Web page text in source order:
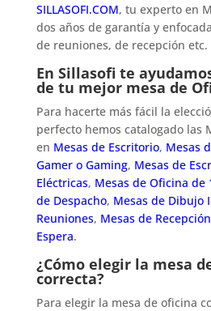
SILLASOFI.COM, tu experto en
dos años de garantía y
de reuniones, de recepción etc.
En Sillasofi te
de tu mejor mesa de
Para hacerte más fácil la
perfecto hemos catalogado las
en Mesas de Escritorio, Mesas
Gamer o Gaming, Mesas de
Eléctricas, Mesas de Oficina de
de Despacho, Mesas de Dibujo
Reuniones, Mesas de Recepción
Espera.
¿Cómo elegir la mesa
correcta?
Para elegir la mesa de oficina